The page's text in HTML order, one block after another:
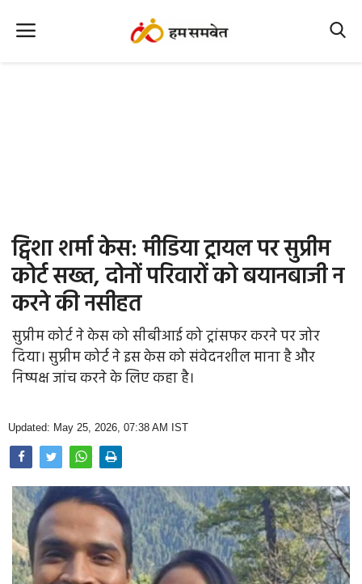
Office Office
Political Gossips
Farm & Food
Opinion
Photo Gallery
Home
ट्विशा शर्मा केस: मीडिया ट्रायल पर सुप्रीम
कोर्ट सख्त, दोनों परिवारों को बयानबाजी न
करने की नसीहत
सुप्रीम कोर्ट ने केस को सीबीआई को ट्रांसफर करने पर जोर
दिया। सुप्रीम कोर्ट ने इस केस को संवेदनशील माना है और
निष्पक्ष जांच करने के लिए कहा है।
Updated: May 25, 2026, 07:38 AM IST